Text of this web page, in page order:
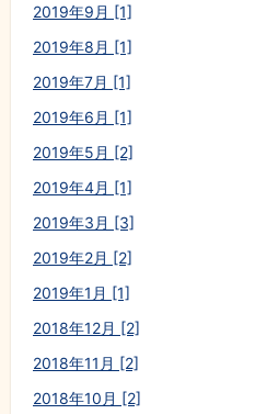
2019年9月 [1]
2019年8月 [1]
2019年7月 [1]
2019年6月 [1]
2019年5月 [2]
2019年4月 [1]
2019年3月 [3]
2019年2月 [2]
2019年1月 [1]
2018年12月 [2]
2018年11月 [2]
2018年10月 [2]